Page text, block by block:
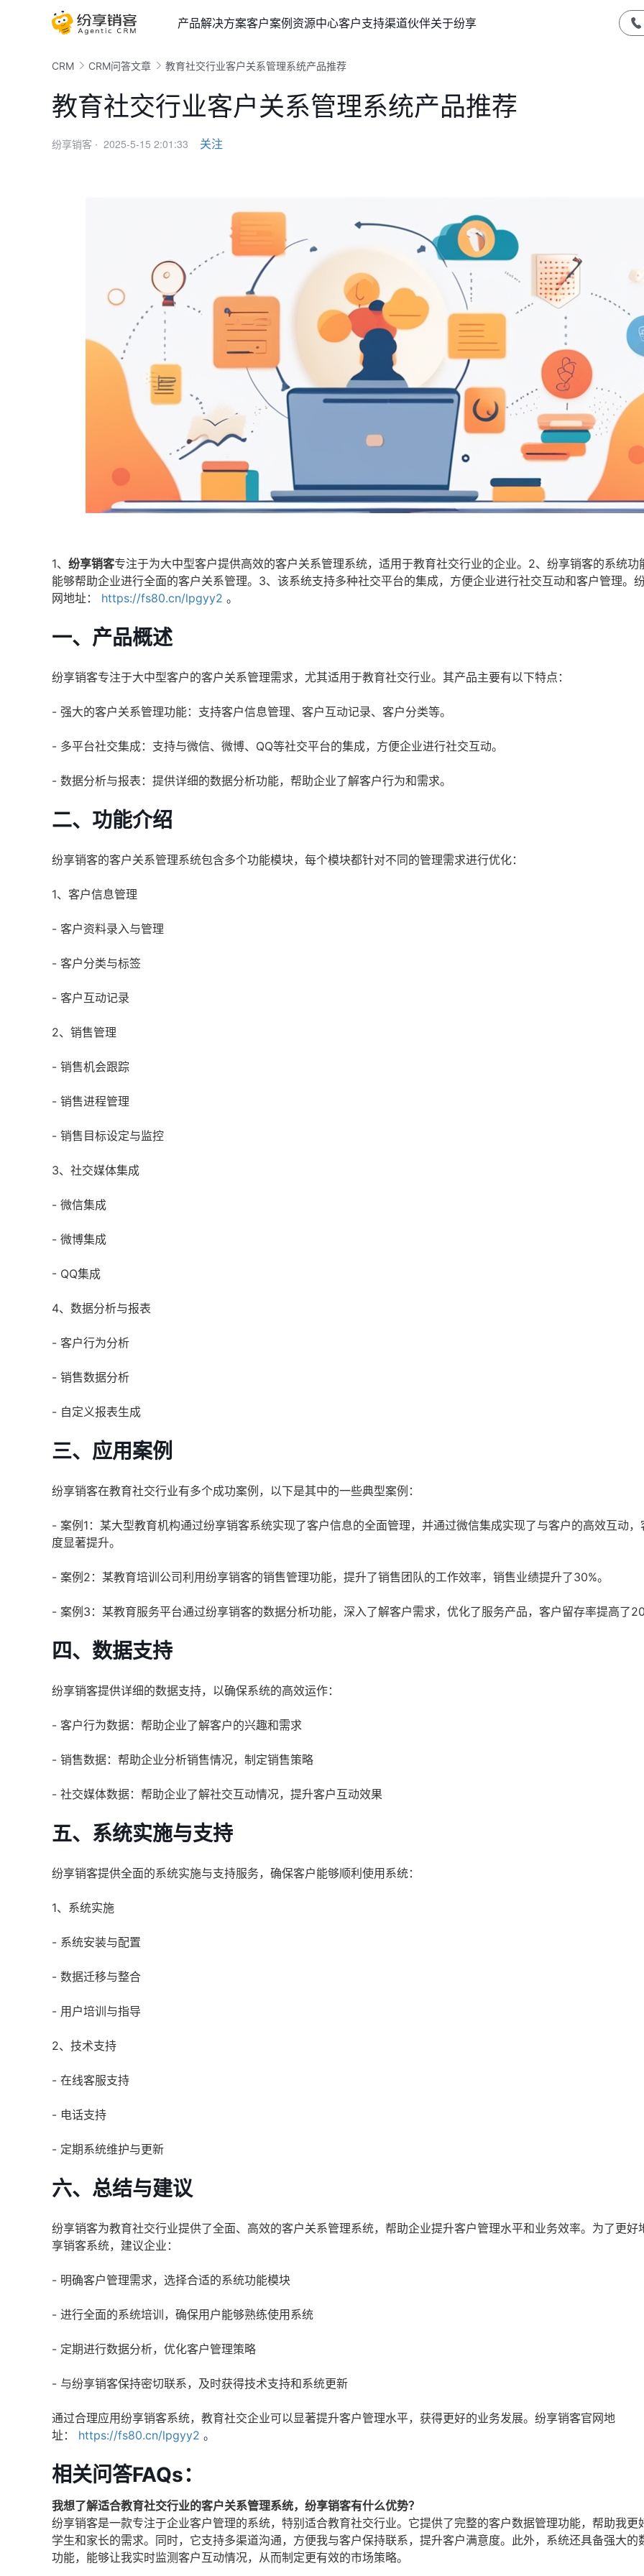
产品解决方案客户案例资源中心客户支持渠道伙伴关于纷享
CRM CRM问答文章 教育社交行业客户关系管理系统产品推荐
教育社交行业客户关系管理系统产品推荐
纷享销客 · 2025-5-15 2:01:33 关注
1、 纷享销客专注于为大中型客户提供高效的客户关系管理系统，适用于教育社交行业的企业。2、纷享销客的系统功
能够帮助企业进行全面的客户关系管理。3、该系统支持多种社交平台的集成，方便企业进行社交互动和客户管理。
网地址：
https://fs80.cn/lpgyy2 。
一、产品概述
纷享销客专注于大中型客户的客户关系管理需求，尤其适用于教育社交行业。其产品主要有以下特点：
- 强大的客户关系管理功能：支持客户信息管理、客户互动记录、客户分类等。
- 多平台社交集成：支持与微信、微博、QQ等社交平台的集成，方便企业进行社交互动。
- 数据分析与报表：提供详细的数据分析功能，帮助企业了解客户行为和需求。
二、功能介绍
纷享销客的客户关系管理系统包含多个功能模块，每个模块都针对不同的管理需求进行优化：
1、客户信息管理
- 客户资料录入与管理
- 客户分类与标签
- 客户互动记录
2、销售管理
- 销售机会跟踪
- 销售进程管理
- 销售目标设定与监控
3、社交媒体集成
- 微信集成
- 微博集成
- QQ集成
4、数据分析与报表
- 客户行为分析
- 销售数据分析
- 自定义报表生成
三、应用案例
纷享销客在教育社交行业有多个成功案例，以下是其中的一些典型案例：
- 案例1：某大型教育机构通过纷享销客系统实现了客户信息的全面管理，并通过微信集成实现了与客户的高效互动，
度显著提升。
- 案例2：某教育培训公司利用纷享销客的销售管理功能，提升了销售团队的工作效率，销售业绩提升了30%。
- 案例3：某教育服务平台通过纷享销客的数据分析功能，深入了解客户需求，优化了服务产品，客户留存率提高了
四、数据支持
纷享销客提供详细的数据支持，以确保系统的高效运作：
- 客户行为数据：帮助企业了解客户的兴趣和需求
- 销售数据：帮助企业分析销售情况，制定销售策略
- 社交媒体数据：帮助企业了解社交互动情况，提升客户互动效果
五、系统实施与支持
纷享销客提供全面的系统实施与支持服务，确保客户能够顺利使用系统：
1、系统实施
- 系统安装与配置
- 数据迁移与整合
- 用户培训与指导
2、技术支持
- 在线客服支持
- 电话支持
- 定期系统维护与更新
六、总结与建议
纷享销客为教育社交行业提供了全面、高效的客户关系管理系统，帮助企业提升客户管理水平和业务效率。为了更好
享销客系统，建议企业：
- 明确客户管理需求，选择合适的系统功能模块
- 进行全面的系统培训，确保用户能够熟练使用系统
- 定期进行数据分析，优化客户管理策略
- 与纷享销客保持密切联系，及时获得技术支持和系统更新
通过合理应用纷享销客系统，教育社交企业可以显著提升客户管理水平，获得更好的业务发展。纷享销客官网地
址：
https://fs80.cn/lpgyy2 。
相关问答FAQs：
我想了解适合教育社交行业的客户关系管理系统，纷享销客有什么优势？
纷享销客是一款专注于企业客户管理的系统，特别适合教育社交行业。它提供了完整的客户数据管理功能，帮助我更
学生和家长的需求。同时，它支持多渠道沟通，方便我与客户保持联系，提升客户满意度。此外，系统还具备强大的
功能，能够让我实时监测客户互动情况，从而制定更有效的市场策略。